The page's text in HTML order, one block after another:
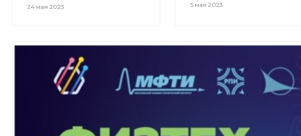
24 мая 2023 5 мая 2023